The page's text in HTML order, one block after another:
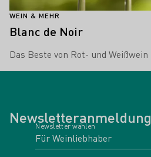
WEIN & MEHR
Blanc de Noir
Das Beste von Rot- und Weißwein
Newsletteranmeldung
Newsletter wählen